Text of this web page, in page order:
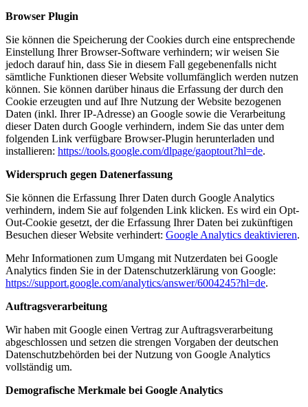
Browser Plugin
Sie können die Speicherung der Cookies durch eine entsprechende
Einstellung Ihrer Browser-Software verhindern; wir weisen Sie
jedoch darauf hin, dass Sie in diesem Fall gegebenenfalls nicht
sämtliche Funktionen dieser Website vollumfänglich werden nutzen
können. Sie können darüber hinaus die Erfassung der durch den
Cookie erzeugten und auf Ihre Nutzung der Website bezogenen
Daten (inkl. Ihrer IP-Adresse) an Google sowie die Verarbeitung
dieser Daten durch Google verhindern, indem Sie das unter dem
folgenden Link verfügbare Browser-Plugin herunterladen und
installieren: https://tools.google.com/dlpage/gaoptout?hl=de.
Widerspruch gegen Datenerfassung
Sie können die Erfassung Ihrer Daten durch Google Analytics
verhindern, indem Sie auf folgenden Link klicken. Es wird ein Opt-
Out-Cookie gesetzt, der die Erfassung Ihrer Daten bei zukünftigen
Besuchen dieser Website verhindert: Google Analytics deaktivieren.
Mehr Informationen zum Umgang mit Nutzerdaten bei Google
Analytics finden Sie in der Datenschutzerklärung von Google:
https://support.google.com/analytics/answer/6004245?hl=de.
Auftragsverarbeitung
Wir haben mit Google einen Vertrag zur Auftragsverarbeitung
abgeschlossen und setzen die strengen Vorgaben der deutschen
Datenschutzbehörden bei der Nutzung von Google Analytics
vollständig um.
Demografische Merkmale bei Google Analytics